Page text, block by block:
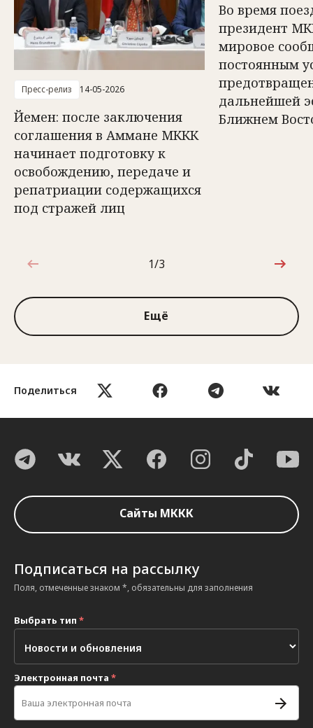
Поделиться
Пресс-релиз 14-05-2026
Йемен: после заключения
соглашения в Аммане МККК
начинает подготовку к
освобождению, передаче и
репатриации содержащихся
под стражей лиц
Во время
президент
мировое
постоянным
дальнейшей
Ближнем
1 из 3
1/3
Ещё
Сайты МККК
Подписаться на рассылку
Поля, отмеченные знаком *, обязательны для заполнения
Выбрать тип *
Электронная почта *